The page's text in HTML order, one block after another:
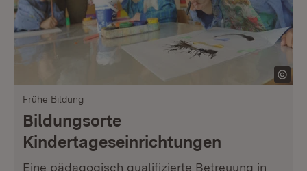
Frühe Bildung
Bildungsorte
Kindertageseinrichtungen
Eine pädagogisch qualifizierte Betreuung in